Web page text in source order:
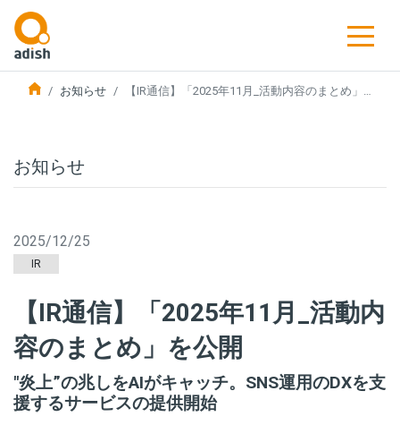
お知らせ 【IR通信】「2025年11月_活動内容のまとめ」…
お知らせ
2025/12/25
IR
【IR通信】「2025年11月_活動内
容のまとめ」を公開
"炎上”の兆しをAIがキャッチ。SNS運用のDXを支
援するサービスの提供開始